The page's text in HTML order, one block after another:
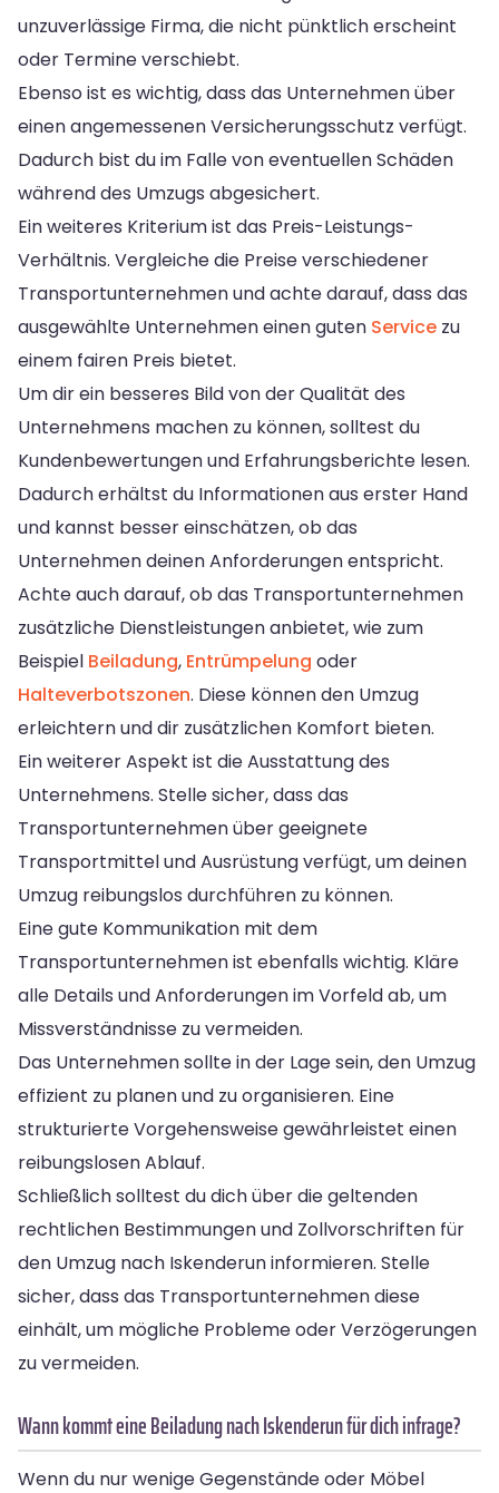
unzuverlässige Firma, die nicht pünktlich erscheint
oder Termine verschiebt.
Ebenso ist es wichtig, dass das Unternehmen über
einen angemessenen Versicherungsschutz verfügt.
Dadurch bist du im Falle von eventuellen Schäden
während des Umzugs abgesichert.
Ein weiteres Kriterium ist das Preis-Leistungs-
Verhältnis. Vergleiche die Preise verschiedener
Transportunternehmen und achte darauf, dass das
ausgewählte Unternehmen einen guten Service zu
einem fairen Preis bietet.
Um dir ein besseres Bild von der Qualität des
Unternehmens machen zu können, solltest du
Kundenbewertungen und Erfahrungsberichte lesen.
Dadurch erhältst du Informationen aus erster Hand
und kannst besser einschätzen, ob das
Unternehmen deinen Anforderungen entspricht.
Achte auch darauf, ob das Transportunternehmen
zusätzliche Dienstleistungen anbietet, wie zum
Beispiel Beiladung, Entrümpelung oder
Halteverbotszonen. Diese können den Umzug
erleichtern und dir zusätzlichen Komfort bieten.
Ein weiterer Aspekt ist die Ausstattung des
Unternehmens. Stelle sicher, dass das
Transportunternehmen über geeignete
Transportmittel und Ausrüstung verfügt, um deinen
Umzug reibungslos durchführen zu können.
Eine gute Kommunikation mit dem
Transportunternehmen ist ebenfalls wichtig. Kläre
alle Details und Anforderungen im Vorfeld ab, um
Missverständnisse zu vermeiden.
Das Unternehmen sollte in der Lage sein, den Umzug
effizient zu planen und zu organisieren. Eine
strukturierte Vorgehensweise gewährleistet einen
reibungslosen Ablauf.
Schließlich solltest du dich über die geltenden
rechtlichen Bestimmungen und Zollvorschriften für
den Umzug nach Iskenderun informieren. Stelle
sicher, dass das Transportunternehmen diese
einhält, um mögliche Probleme oder Verzögerungen
zu vermeiden.
Wann kommt eine Beiladung nach Iskenderun für dich infrage?
Wenn du nur wenige Gegenstände oder Möbel